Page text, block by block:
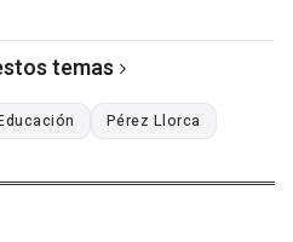
temas
Pérez Llorca